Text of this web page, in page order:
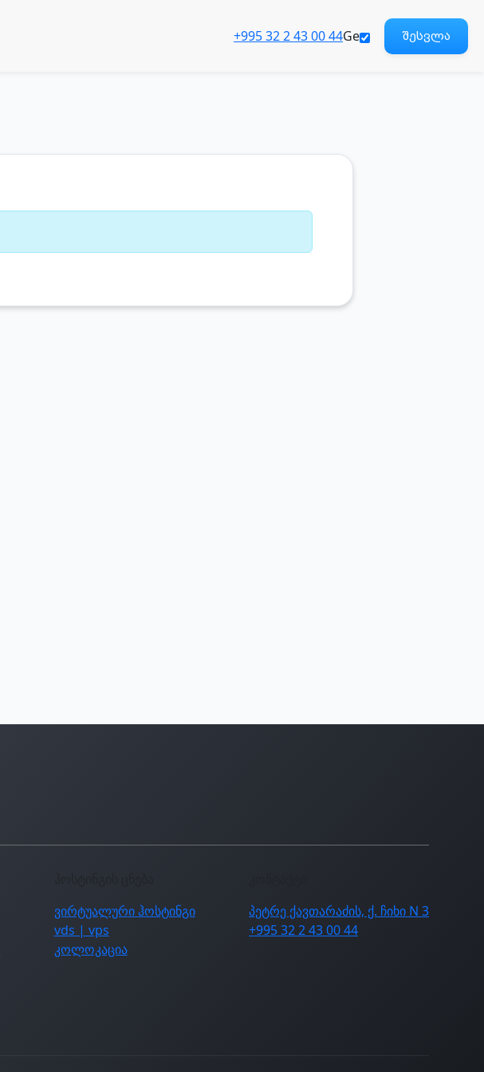
+995 32 2 43 00 44Ge შესვლა
ვირტუალური ჰოსტინგი
vds | vps
კოლოკაცია
პეტრე ქავთარაძის, ქ. ჩიხი N 3
+995 32 2 43 00 44